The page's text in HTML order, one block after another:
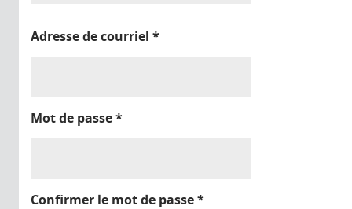
Adresse de courriel *
Mot de passe*
Confirmer le mot de passe*